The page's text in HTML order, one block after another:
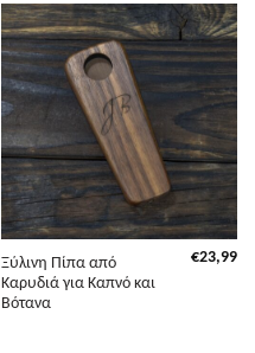
Ξύλινη Πίπα από
Καρυδιά για Καπνό και
Βότανα
€23,99